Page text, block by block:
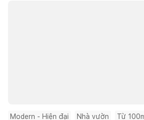
Modern - Hiện đại Nhà vườn Từ